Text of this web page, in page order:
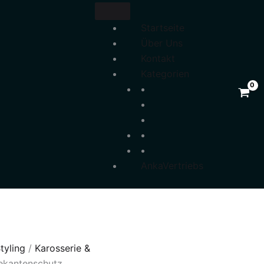
Startseite
Über Uns
Kontakt
Kategorien
AnkaVertriebs
/ Karosserie &